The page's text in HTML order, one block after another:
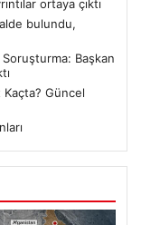
ortaya çıktı
bulundu,
Başkan
Kaçta? Güncel